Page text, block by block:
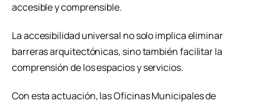
accesible y comprensible.
La accesibilidad universal no solo implica eliminar
barreras arquitectónicas, sino también facilitar la
comprensión de los espacios y servicios.
Con esta actuación, las Oficinas Municipales de